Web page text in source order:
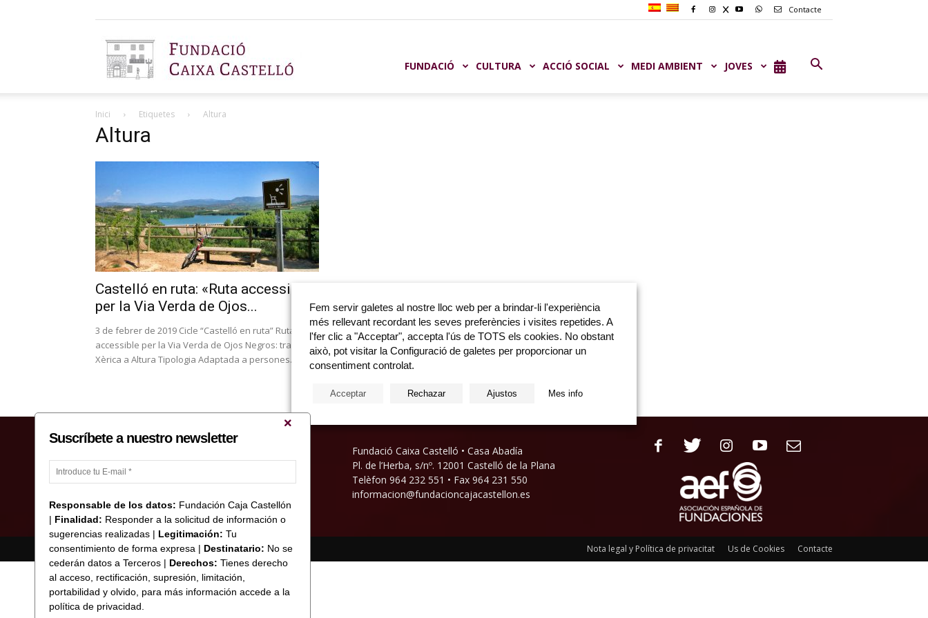
Contacte
Castellón
FUNDACIÓ CULTURA ACCIÓ SOCIAL MEDI AMBIENT JOVES
Inici Etiquetes Altura
Altura
Castelló en ruta: «Ruta accessible
per la Via Verda de Ojos...
3 de febrer de 2019 Cicle “Castelló en ruta” Ruta
accessible per la Via Verda de Ojos Negros: tram de
Xèrica a Altura Tipologia Adaptada a persones...
Fundació Caixa Castelló • Casa Abadía
Pl. de l’Herba, s/nº. 12001 Castelló de la Plana
Telèfon 964 232 551 • Fax 964 231 550
informacion@fundacioncajacastellon.es
Nota legal y Política de privacitat Us de Cookies Contacte
© Copyright 2017 Fundació Caixa Castelló
Suscríbete a nuestro newsletter
Responsable de los datos: Fundación Caja Castellón
| Finalidad: Responder a la solicitud de información o
sugerencias realizadas | Legitimación: Tu
consentimiento de forma expresa | Destinatario: No se
cederán datos a Terceros | Derechos: Tienes derecho
al acceso, rectificación, supresión, limitación,
portabilidad y olvido, para más información accede a la
política de privacidad.
Fem servir galetes al nostre lloc web per a brindar-li l'experiència
més rellevant recordant les seves preferències i visites repetides. A
l'fer clic a "Acceptar", accepta l'ús de TOTS els cookies. No obstant
això, pot visitar la Configuració de galetes per proporcionar un
consentiment controlat.
Acceptar Rechazar Ajustos Mes info